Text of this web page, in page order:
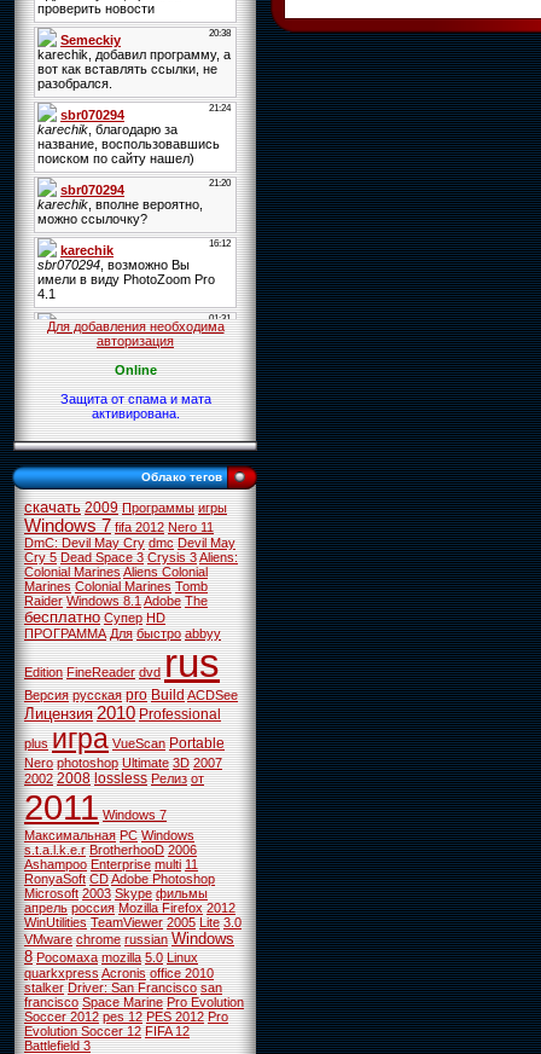
Для добавления необходима
авторизация
Online
Защита от спама и мата
активирована.
Облако тегов
скачать 2009 Программы игры
Windows 7 fifa 2012 Nero 11
DmC: Devil May Cry dmc Devil May
Cry 5 Dead Space 3 Crysis 3Aliens:
Colonial MarinesAliens Colonial
Marines Colonial Marines Tomb
Raider Windows 8.1Adobe The
бесплатно Супер HD
ПРОГРАММА Для быстро abbyy
Edition FineReader dvd rus
Версия русская pro BuildACDSee
Лицензия 2010 Professional
plus игра VueScan Portable
Nero photoshop Ultimate 3D 2007
2002 2008 lossless Релиз от
2011 Windows 7
Максимальная PC Windows
s.t.a.l.k.e.r BrotherhooD 2006
Ashampoo Enterprise multi 11
RonyaSoft CDAdobe Photoshop
Microsoft 2003 Skype фильмы
апрель россия Mozilla Firefox 2012
WinUtilities TeamViewer 2005 Lite 3.0
VMware chrome russian Windows
8 Росомаха mozilla 5.0 Linux
quarkxpressAcronis office 2010
stalker Driver: San Francisco san
francisco Space Marine Pro Evolution
Soccer 2012 pes 12 PES 2012 Pro
Evolution Soccer 12 FIFA 12
Battlefield 3